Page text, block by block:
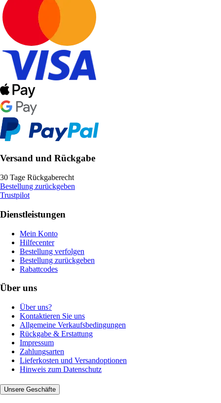
Versand und Rückgabe
30 Tage Rückgaberecht
Bestellung zurückgeben
Trustpilot
Dienstleistungen
Mein Konto
Hilfecenter
Bestellung verfolgen
Bestellung zurückgeben
Rabattcodes
Über uns
Über uns?
Kontaktieren Sie uns
Allgemeine Verkaufsbedingungen
Rückgabe & Erstattung
Impressum
Zahlungsarten
Lieferkosten und Versandoptionen
Hinweis zum Datenschutz
Unsere Geschäfte